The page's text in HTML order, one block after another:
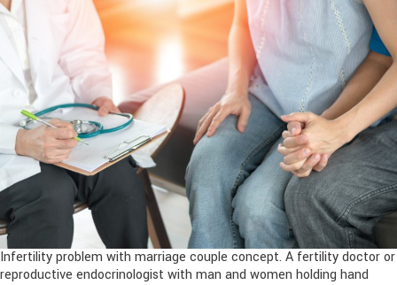
Infertility problem with marriage couple concept. A fertility doctor or
reproductive endocrinologist with man and women holding hand